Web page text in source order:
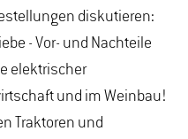
diskutieren:
- Vor- und Nachteile
elektrischer
und im Weinbau!
Traktoren und